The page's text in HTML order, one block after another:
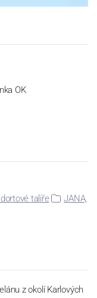
OK
talíře
JANA,
z okolí Karlových